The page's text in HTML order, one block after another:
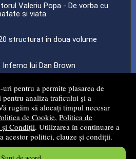
pentru a permite plasarea de
analiza traficului și a
rugăm să alocați timpul necesar
de Cookie, Politica de
și Condiții. Utilizarea în continuare a
acestor politici, clauze și condiții.
Valeriu Popa - De vorba cu
si viata
structurat in doua volume
lui Dan Brown
Mg Net Distribution Srl
creat deVital Soft